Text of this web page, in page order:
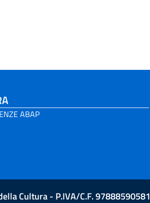
ABAP
Cultura - P.IVA/C.F. 97888590581